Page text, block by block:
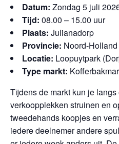
Datum: Zondag 5 juli
Tijd: 08.00 – 15.00 uur
Plaats: Julianadorp
Provincie: Noord-Holland
Locatie: Loopuytpark
Type markt:
Tijdens de markt kun je
verkoopplekken struinen en
tweedehands koopjes en
iedere deelnemer andere